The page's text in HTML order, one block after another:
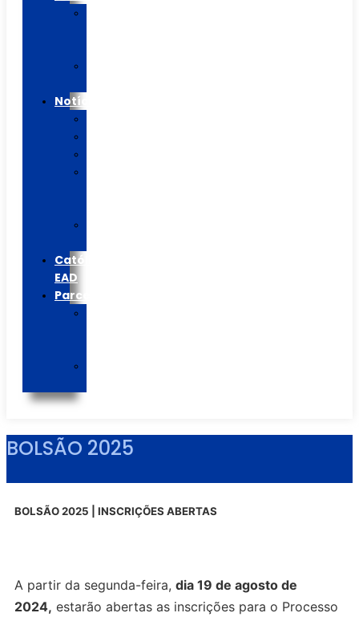
Notícias
Católica
EAD
Parceiros
BOLSÃO 2025
BOLSÃO 2025 | INSCRIÇÕES ABERTAS
A partir da segunda-feira, dia 19 de agosto de
2024, estarão abertas as inscrições para o Processo